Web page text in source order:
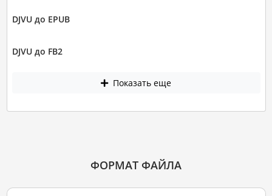
DJVU до EPUB
DJVU до FB2
Показать еще
ФОРМАТ ФАЙЛА